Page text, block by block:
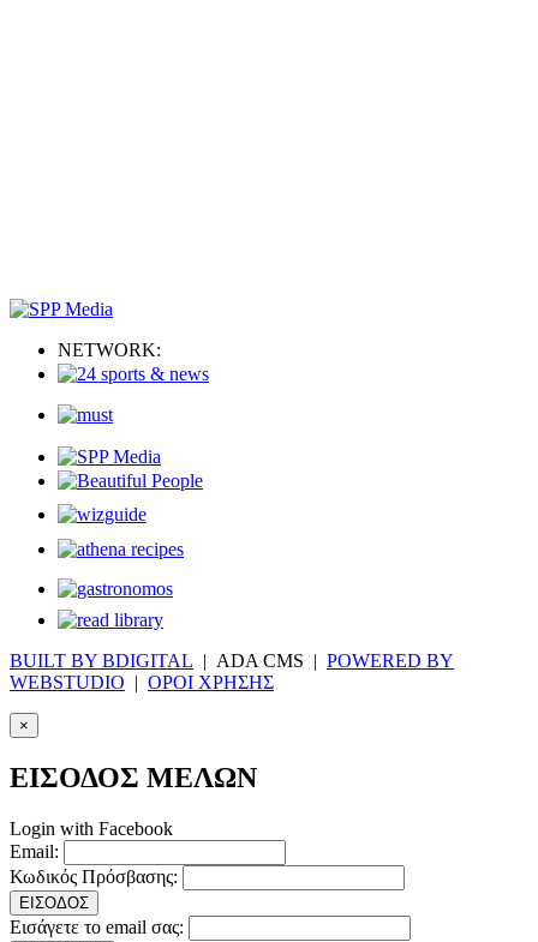
NETWORK:
BUILT BY BDIGITAL | ADA CMS | POWERED BY
WEBSTUDIO | ΟΡΟΙ ΧΡΗΣΗΣ
×
ΕΙΣΟΔΟΣ ΜΕΛΩΝ
Login with Facebook
Email:
Κωδικός Πρόσβασης:
ΕΙΣΟΔΟΣ
Εισάγετε το email σας: